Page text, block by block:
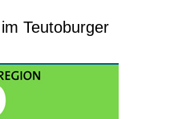
Teutoburger